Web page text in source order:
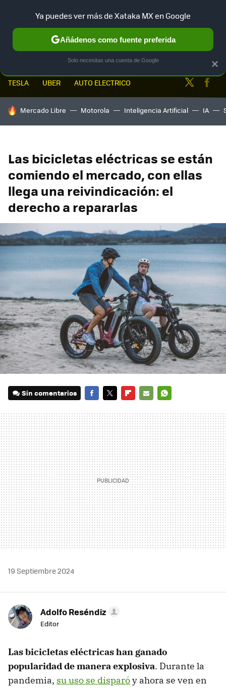
TESLA UBER AUTO ELECTRICO Twitter
HOY SE HABLA DE
Mercado Libre Motorola Inteligencia Artificial IA
Las bicicletas eléctricas se están
comiendo el mercado, con ellas
llega una reivindicación: el
derecho a repararlas
Sin comentarios
MAIL
19 Septiembre 2024
Adolfo Reséndiz
Editor
Las bicicletas eléctricas han ganado
popularidad de manera explosiva. Durante la
pandemia, su uso se disparóy ahora se ven en
×
Ya puedes ver más de Xataka MX en Google
Añádenos como fuente preferida
Solo necesitas una cuenta de Google